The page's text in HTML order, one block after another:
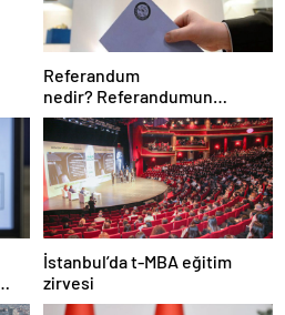
Referandum
nedir? Referandumun
yapılma nedenleri
İstanbul’da t-MBA eğitim
zirvesi